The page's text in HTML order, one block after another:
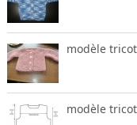
modèle
modèle